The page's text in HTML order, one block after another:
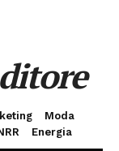
Moda
Energia